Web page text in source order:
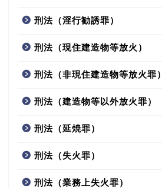
刑法（淫行勧誘罪）
刑法（現住建造物等放火）
刑法（非現住建造物等放火罪）
刑法（建造物等以外放火罪）
刑法（延焼罪）
刑法（失火罪）
刑法（業務上失火罪）